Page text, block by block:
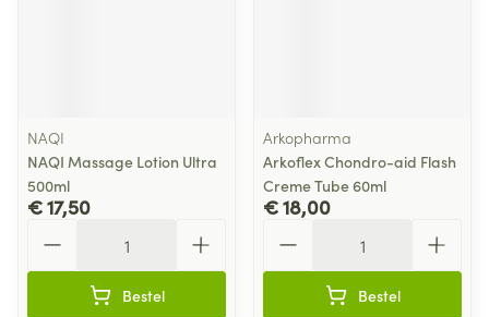
NAQI
NAQI Massage Lotion Ultra
500ml
€ 17,50
Bestel
Arkopharma
Arkoflex Chondro-aid Flash
Creme Tube 60ml
€ 18,00
Bestel